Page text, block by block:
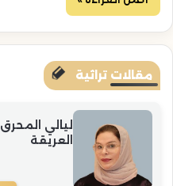
مقالات تراثية
ليالي
العريقة